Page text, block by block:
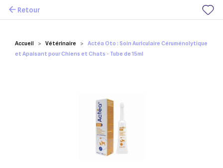
Mes favoris
Accueil Vétérinaire
Actéa Oto : Soin Auriculaire Céruménolytique
et Apaisant pour Chiens et Chats - Tube de 15ml
Retour